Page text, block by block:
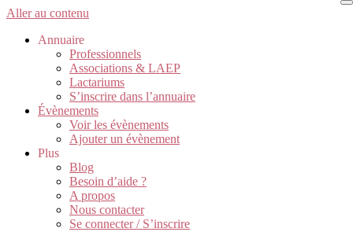
Aller au contenu
Annuaire
Professionnels
Associations & LAEP
Lactariums
S’inscrire dans l’annuaire
Évènements
Voir les évènements
Ajouter un évènement
Plus
Blog
Besoin d’aide ?
A propos
Nous contacter
Se connecter / S’inscrire